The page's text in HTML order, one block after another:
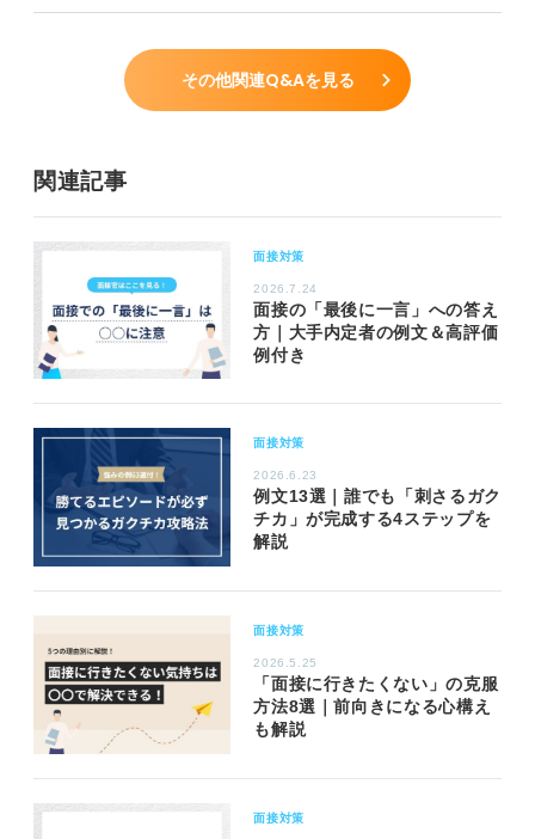
その他関連Q&Aを見る
関連記事
面接対策
2026.7.24
面接の「最後に一言」への答え
方｜大手内定者の例文＆高評価
例付き
面接対策
2026.6.23
例文13選｜誰でも「刺さるガク
チカ」が完成する4ステップを
解説
面接対策
2026.5.25
「面接に行きたくない」の克服
方法8選｜前向きになる心構え
も解説
面接対策